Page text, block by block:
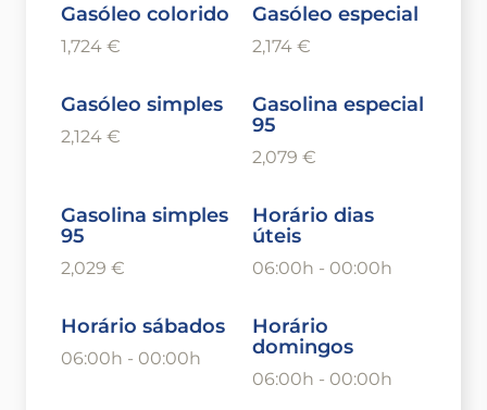
Gasóleo colorido
1,724 €
Gasóleo especial
2,174 €
Gasóleo simples
2,124 €
Gasolina especial
95
2,079 €
Gasolina simples
95
2,029 €
Horário dias
úteis
06:00h - 00:00h
Horário sábados
06:00h - 00:00h
Horário
domingos
06:00h - 00:00h